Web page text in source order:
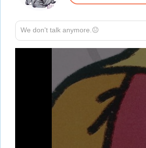
We don't talk anymore.😐